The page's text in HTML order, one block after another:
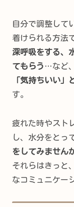
自分で調整して
着けられる方法
深呼吸をする、
てもらう …など
「気持ちいい」
す。
疲れた時やスト
し、水分をとっ
をしてみません
それらはきっと
なコミュニケー